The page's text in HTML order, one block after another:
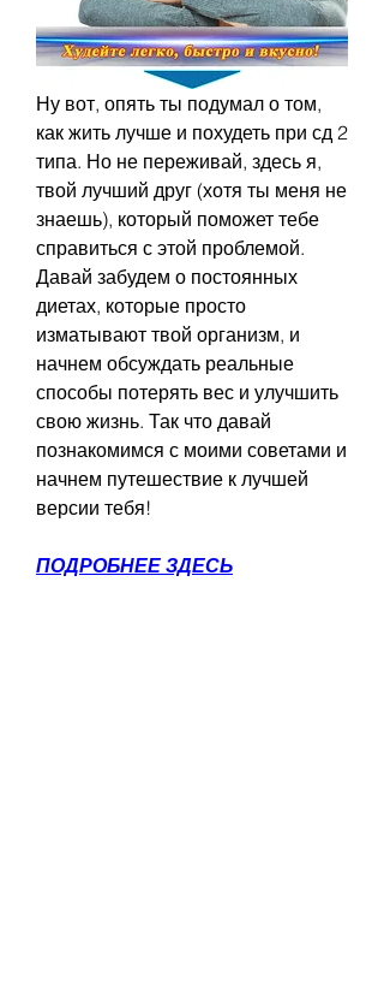
Ну вот, опять ты подумал о том,
как жить лучше и похудеть при сд 2
типа. Но не переживай, здесь я,
твой лучший друг (хотя ты меня не
знаешь), который поможет тебе
справиться с этой проблемой.
Давай забудем о постоянных
диетах, которые просто
изматывают твой организм, и
начнем обсуждать реальные
способы потерять вес и улучшить
свою жизнь. Так что давай
познакомимся с моими советами и
начнем путешествие к лучшей
версии тебя!
ПОДРОБНЕЕ ЗДЕСЬ